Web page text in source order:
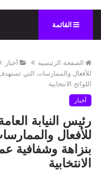
القائمة
الصفحة الرئيسية أخبار
للأفعال والممارسات التي
اللوائح الانتخابية
أخبار
رئيس النيابة
للأفعال
بنزاهة وشفافية
الانتخابية